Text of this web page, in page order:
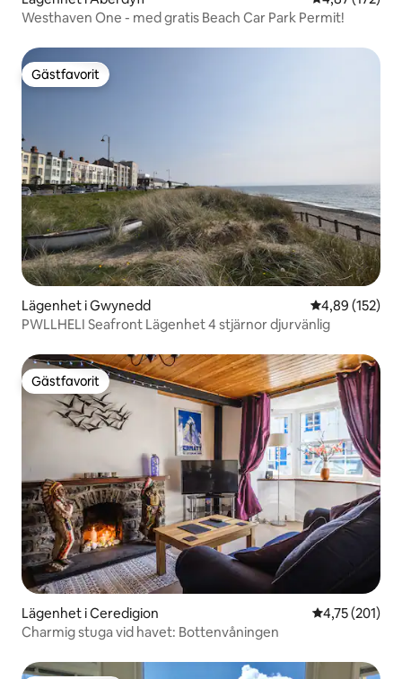
Westhaven One - med gratis Beach Car Park Permit!
Gästfavorit
Gästfavorit
Lägenhet i Gwynedd 4,89 av 5 i
4,89 (152)
PWLLHELI Seafront Lägenhet 4 stjärnor djurvänlig
Gästfavorit
Gästfavorit
Lägenhet i Ceredigion 4,75 av 5 i
4,75 (201)
Charmig stuga vid havet: Bottenvåningen